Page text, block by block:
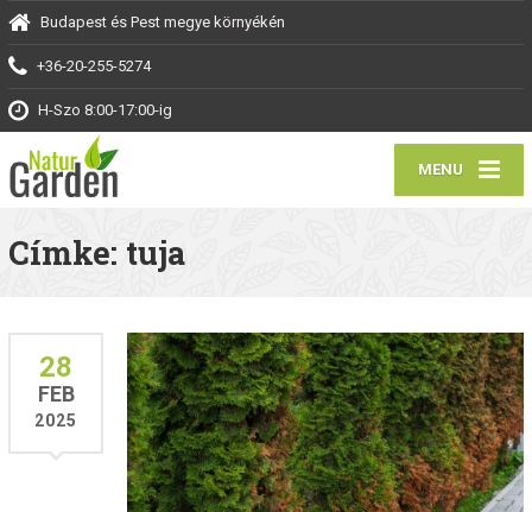
Budapest és Pest megye környékén
+36-20-255-5274
H-Szo 8:00-17:00-ig
MENU
Címke: tuja
28
FEB
2025